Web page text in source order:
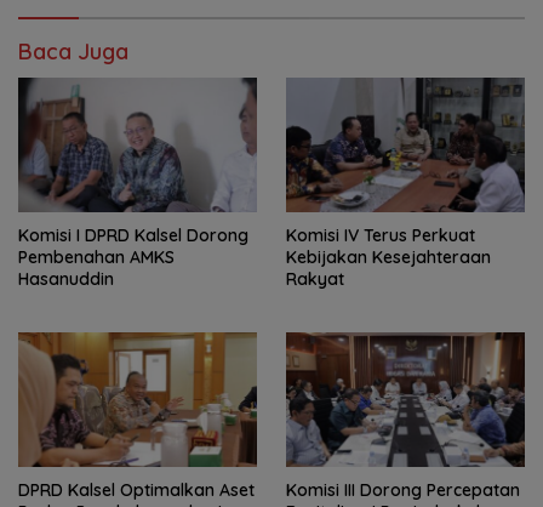
Baca Juga
Komisi I DPRD Kalsel Dorong
Pembenahan AMKS
Hasanuddin
Komisi IV Terus Perkuat
Kebijakan Kesejahteraan
Rakyat
‎DPRD Kalsel Optimalkan Aset
‎Komisi III Dorong Percepatan